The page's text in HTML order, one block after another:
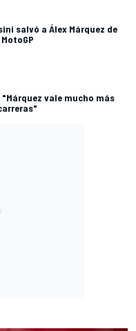
salvó a Álex Márquez de
vale mucho más